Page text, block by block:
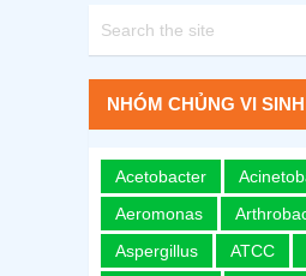
NHÓM CHỦNG VI
Acetobacter
Aeromonas
Aspergillus
ATCC